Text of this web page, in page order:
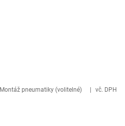
Montáž pneumatiky (volitelné) vč. DPH